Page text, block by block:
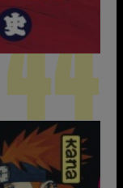
44